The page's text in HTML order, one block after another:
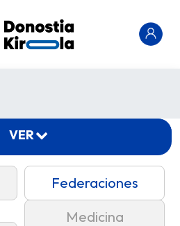
Federaciones
Medicina
VER